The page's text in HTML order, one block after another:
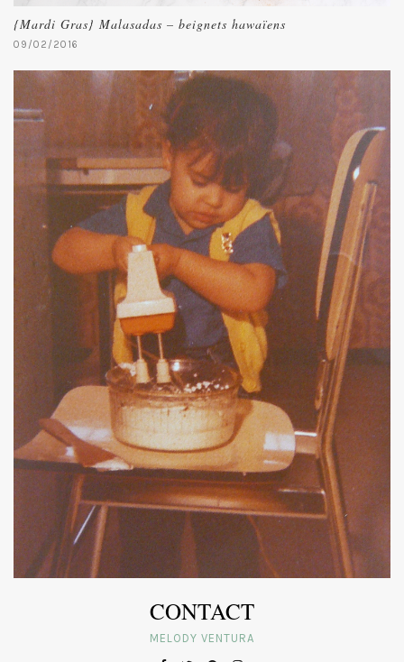
{Mardi Gras} Malasadas – beignets hawaïens
09/02/2016
CONTACT
MELODY VENTURA